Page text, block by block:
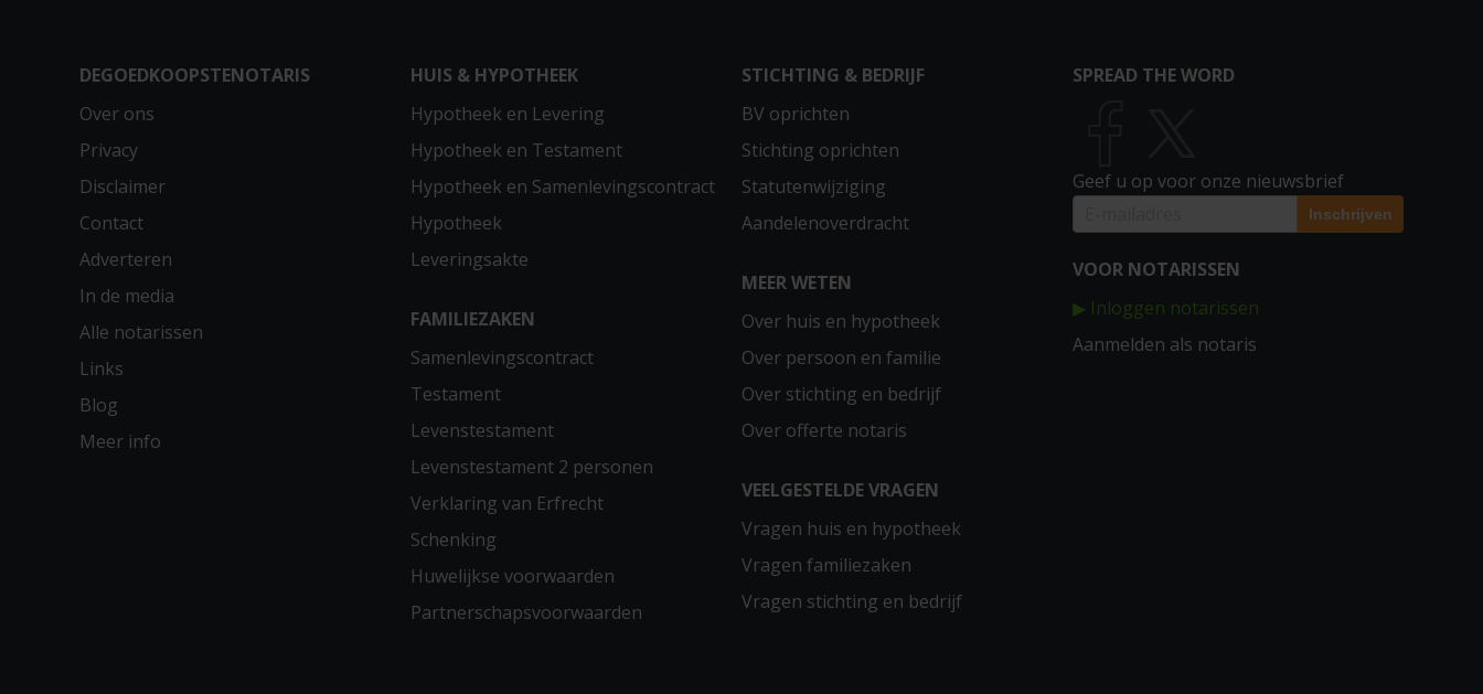
DEGOEDKOOPSTENOTARIS
Over ons
Privacy
Disclaimer
Contact
Adverteren
In de media
Alle notarissen
Links
Blog
Meer info
HUIS & HYPOTHEEK
Hypotheek en Levering
Hypotheek en Testament
Hypotheek en Samenlevingscontract
Hypotheek
Leveringsakte
FAMILIEZAKEN
Samenlevingscontract
Testament
Levenstestament
Levenstestament 2 personen
Verklaring van Erfrecht
Schenking
Huwelijkse voorwaarden
Partnerschapsvoorwaarden
STICHTING & BEDRIJF
BV oprichten
Stichting oprichten
Statutenwijziging
Aandelenoverdracht
MEER WETEN
Over huis en hypotheek
Over persoon en familie
Over stichting en bedrijf
Over offerte notaris
VEELGESTELDE VRAGEN
Vragen huis en hypotheek
Vragen familiezaken
Vragen stichting en bedrijf
SPREAD THE WORD
Geef u op voor onze nieuwsbrief
VOOR NOTARISSEN
▶ Inloggen notarissen
Aanmelden als notaris